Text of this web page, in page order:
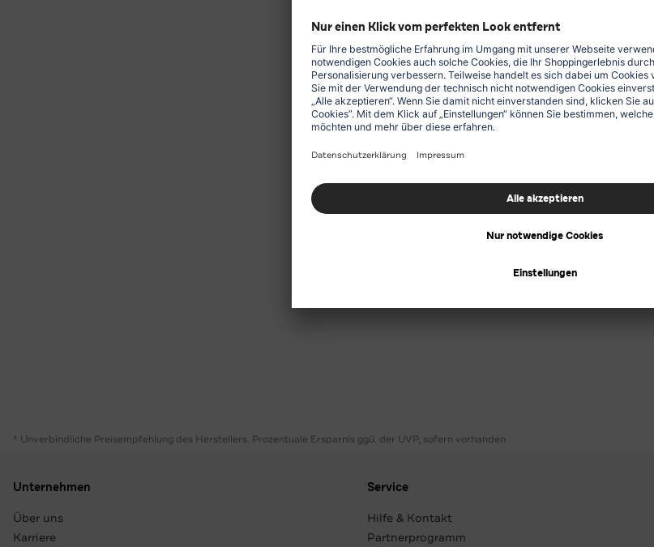
* Unverbindliche Preisempfehlung des Herstellers. Prozentuale Ersparnis ggü. der UVP, sofern vorhanden
Unternehmen
Über uns
Karriere
Service
Hilfe & Kontakt
Partnerprogramm